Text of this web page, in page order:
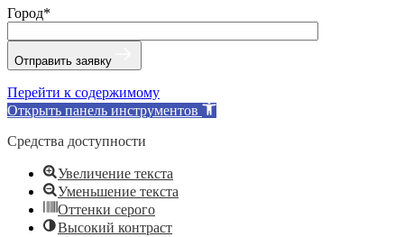
Город*
Отправить заявку
Перейти к содержимому
Открыть панель инструментов
Средства доступности
Увеличение текста
Уменьшение текста
Оттенки серого
Высокий контраст